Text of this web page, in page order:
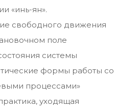
«инь-ян».
свободного движения
поле
системы
формы работы со
процессами»
уходящая